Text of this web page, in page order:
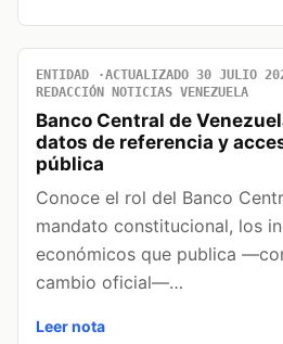
ENTIDAD ACTUALIZADO 30 JULIO
REDACCIÓN NOTICIAS VENEZUELA
Banco Central de
datos de referencia y
pública
Conoce el rol del Banco
mandato constitucional, los
económicos que publica
cambio oficial—…
Leer nota